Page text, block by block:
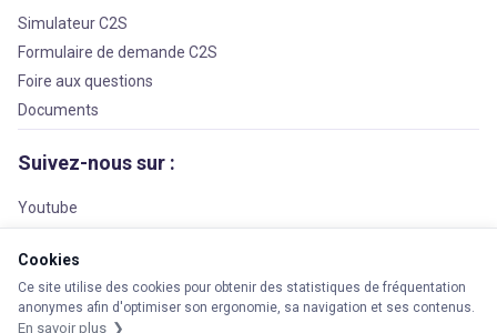
Simulateur C2S
Formulaire de demande C2S
Foire aux questions
Documents
Suivez-nous sur :
Youtube
LinkedIn
Cookies
Ce site utilise des cookies pour obtenir des statistiques de fréquentation
anonymes afin d'optimiser son ergonomie, sa navigation et ses contenus.
En savoir plus